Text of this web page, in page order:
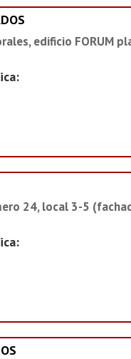
edificio FORUM
24, local 3-5